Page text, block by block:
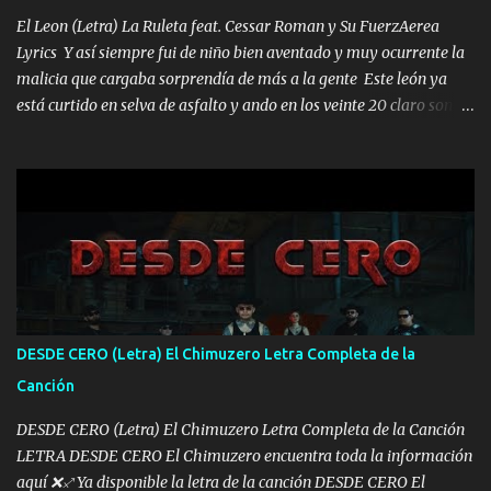
los HERMANOS un cerebro inteligente y com...
El Leon (Letra) La Ruleta feat. Cessar Roman y Su FuerzAerea
Lyrics Y así siempre fui de niño bien aventado y muy ocurrente la
malicia que cargaba sorprendía de más a la gente Este león ya
está curtido en selva de asfalto y ando en los veinte 20 claro son
pa más pues hay charola les voy a dar hasta topar pues no hay de
otra Música Surcando bien mi camino voy por mi línea no veo a
los lados aquel que no corre vuela no se me duerm voy chicoteado
Ya pasé varias hazañas ya tienen rato que me agarran el colmillo
de este León los estatales no sé esperaron Al tiro esta la PrimiZa
también la nueve que cargo al lado doy la mano al que su amigo y
al traicionero damos pa abajo Y No me paran aquí hay pa más
pues hay charola les voy a dar hasta topar pues no hay de otra...
DESDE CERO (Letra) El Chimuzero Letra Completa de la
Canción
DESDE CERO (Letra) El Chimuzero Letra Completa de la Canción
LETRA DESDE CERO El Chimuzero encuentra toda la información
aquí ❌♐ Ya disponible la letra de la canción DESDE CERO El